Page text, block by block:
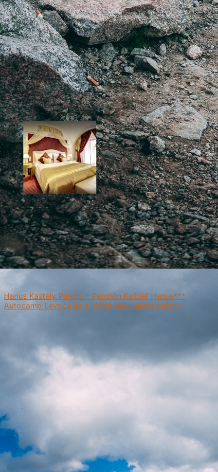
Hanus Kastély Panzió – Penzión Kaštieľ Hanus***
Autocamp Levoča és a Mária-hegy alatti panzió